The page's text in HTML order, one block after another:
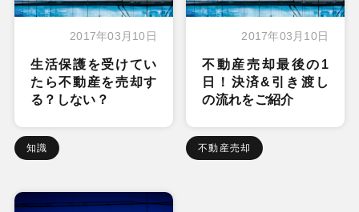
2017年03月10日
生活保護を受けてい
たら不動産を売却す
る？しない？
知識
2017年03月10日
不動産売却最後の1
日！決済&引き渡し
の流れをご紹介
不動産売却